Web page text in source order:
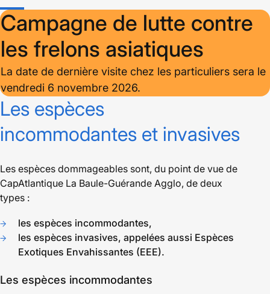
Campagne de lutte contre
les frelons asiatiques
La date de dernière visite chez les particuliers sera le
vendredi 6 novembre 2026.
Les espèces
incommodantes et invasives
Les espèces dommageables sont, du point de vue de
CapAtlantique La Baule-Guérande Agglo, de deux
types :
les espèces incommodantes,
les espèces invasives, appelées aussi Espèces
Exotiques Envahissantes (EEE).
Les espèces incommodantes